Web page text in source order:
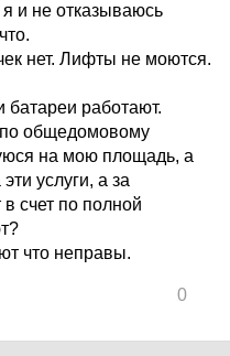
и не отказываюсь
нет. Лифты не моются.
батареи работают.
по общедомовому
на мою площадь, а
услуги, а за
счет по полной
что неправы.
0